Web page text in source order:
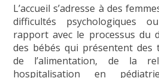
L’accueil s’adresse à des
difficultés psychologiques
rapport avec le processus du
des bébés qui présentent des
de l’alimentation, de la
hospitalisation en